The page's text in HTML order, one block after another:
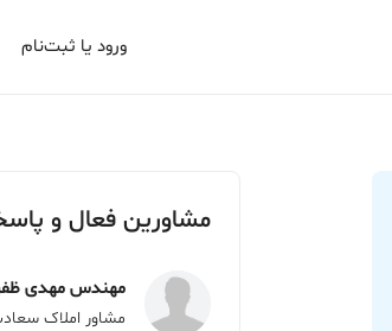
ورود یا ثبت‌نام
مشاورین فعال و
مهندس مهدی
مشاور املاک